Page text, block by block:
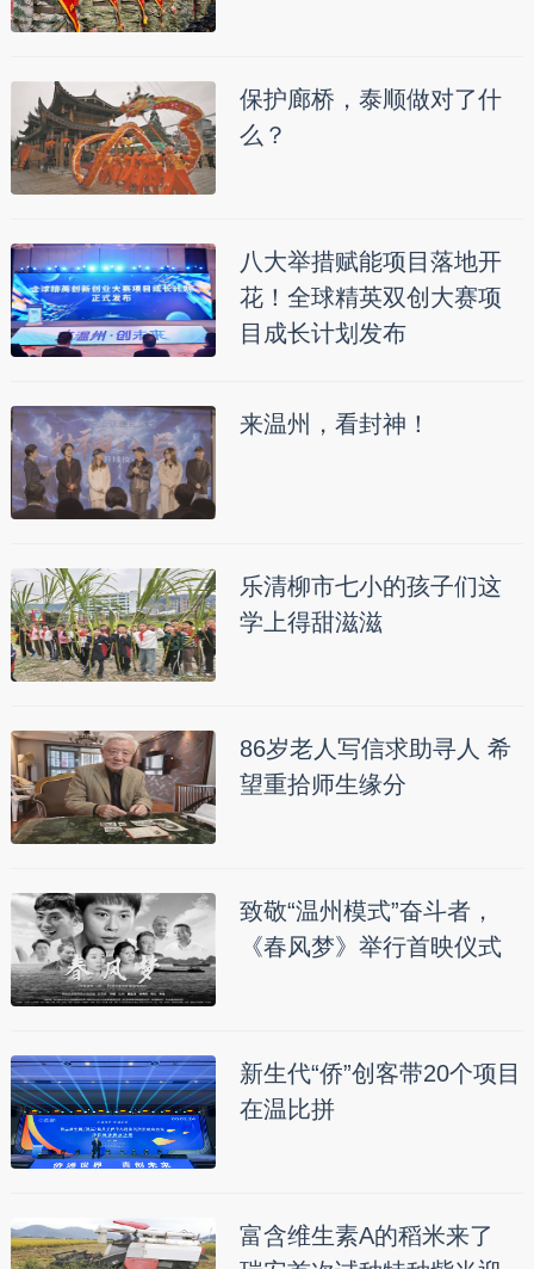
保护廊桥，泰顺做对了什
么？
八大举措赋能项目落地开
花！全球精英双创大赛项
目成长计划发布
来温州，看封神！
乐清柳市七小的孩子们这
学上得甜滋滋
86岁老人写信求助寻人 希
望重拾师生缘分
致敬“温州模式”奋斗者，
《春风梦》举行首映仪式
新生代“侨”创客带20个项目
在温比拼
富含维生素A的稻米来了